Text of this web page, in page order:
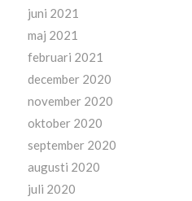
juni 2021
maj 2021
februari 2021
december 2020
november 2020
oktober 2020
september 2020
augusti 2020
juli 2020